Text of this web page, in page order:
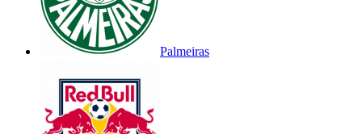
Palmeiras